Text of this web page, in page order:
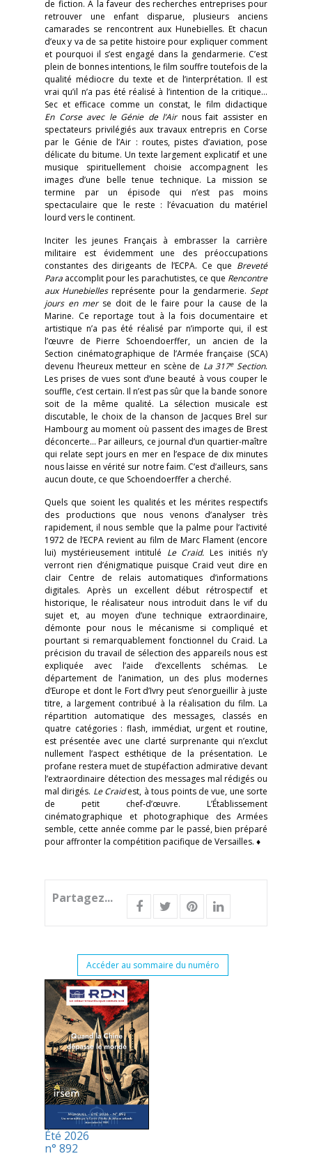
de fiction. À la faveur des recherches entreprises pour
retrouver une enfant disparue, plusieurs anciens
camarades se rencontrent aux Hunebielles. Et chacun
d’eux y va de sa petite histoire pour expliquer comment
et pourquoi il s’est engagé dans la gendarmerie. C’est
plein de bonnes intentions, le film souffre toutefois de la
qualité médiocre du texte et de l’interprétation. Il est
vrai qu’il n’a pas été réalisé à l’intention de la critique…
Sec et efficace comme un constat, le film didactique
En Corse avec le Génie de l’Air nous fait assister en
spectateurs privilégiés aux travaux entrepris en Corse
par le Génie de l’Air : routes, pistes d’aviation, pose
délicate du bitume. Un texte largement explicatif et une
musique spirituellement choisie accompagnent les
images d’une belle tenue technique. La mission se
termine par un épisode qui n’est pas moins
spectaculaire que le reste : l’évacuation du matériel
lourd vers le continent.
Inciter les jeunes Français à embrasser la carrière
militaire est évidemment une des préoccupations
constantes des dirigeants de l’ECPA. Ce que Breveté
Para accomplit pour les parachutistes, ce que Rencontre
aux Hunebiellesreprésente pour la gendarmerie.Sept
jours en mer se doit de le faire pour la cause de la
Marine. Ce reportage tout à la fois documentaire et
artistique n’a pas été réalisé par n’importe qui, il est
l’œuvre de Pierre Schoendoerffer, un ancien de la
Section cinématographique de l’Armée française (SCA)
devenu l’heureux metteur en scène de La 317eSection.
Les prises de vues sont d’une beauté à vous couper le
souffle, c’est certain. Il n’est pas sûr que la bande sonore
soit de la même qualité. La sélection musicale est
discutable, le choix de la chanson de Jacques Brel sur
Hambourg au moment où passent des images de Brest
déconcerte… Par ailleurs, ce journal d’un quartier-maître
qui relate sept jours en mer en l’espace de dix minutes
nous laisse en vérité sur notre faim. C’est d’ailleurs, sans
aucun doute, ce que Schoendoerffer a cherché.
Quels que soient les qualités et les mérites respectifs
des productions que nous venons d’analyser très
rapidement, il nous semble que la palme pour l’activité
1972 de l’ECPA revient au film de Marc Flament (encore
lui) mystérieusement intitulé Le Craid.Les initiés n’y
verront rien d’énigmatique puisque Craid veut dire en
clair Centre de relais automatiques d’informations
digitales. Après un excellent début rétrospectif et
historique, le réalisateur nous introduit dans le vif du
sujet et, au moyen d’une technique extraordinaire,
démonte pour nous le mécanisme si compliqué et
pourtant si remarquablement fonctionnel du Craid. La
précision du travail de sélection des appareils nous est
expliquée avec l’aide d’excellents schémas. Le
département de l’animation, un des plus modernes
d’Europe et dont le Fort d’Ivry peut s’enorgueillir à juste
titre, a largement contribué à la réalisation du film. La
répartition automatique des messages, classés en
quatre catégories : flash, immédiat, urgent et routine,
est présentée avec une clarté surprenante qui n’exclut
nullement l’aspect esthétique de la présentation. Le
profane restera muet de stupéfaction admirative devant
l’extraordinaire détection des messages mal rédigés ou
mal dirigés. Le Craidest, à tous points de vue, une sorte
de petit chef-d’œuvre. L’Établissement
cinématographique et photographique des Armées
semble, cette année comme par le passé, bien préparé
pour affronter la compétition pacifique de Versailles. ♦
Partagez...
Accéder au sommaire du numéro
Été 2026
n° 892